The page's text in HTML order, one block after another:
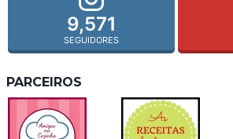
9,571
SEGUIDORES
PARCEIROS